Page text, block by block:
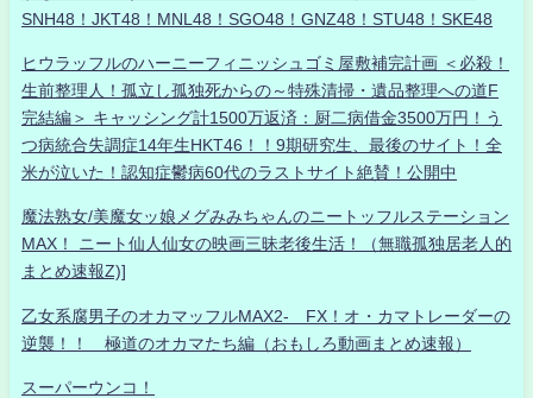
SNH48！JKT48！MNL48！SGO48！GNZ48！STU48！SKE48
ヒウラッフルのハーニーフィニッシュゴミ屋敷補完計画 ＜必殺！
生前整理人！孤立し孤独死からの～特殊清掃・遺品整理への道F
完結編＞ キャッシング計1500万返済：厨二病借金3500万円！う
つ病統合失調症14年生HKT46！！9期研究生、最後のサイト！全
米が泣いた！認知症鬱病60代のラストサイト絶賛！公開中
魔法熟女/美魔女ッ娘メグみみちゃんのニートッフルステーション
MAX！ ニート仙人仙女の映画三昧老後生活！（無職孤独居老人的
まとめ速報Z)]
乙女系腐男子のオカマッフルMAX2- FX！オ・カマトレーダーの
逆襲！！ 極道のオカマたち編（おもしろ動画まとめ速報）
スーパーウンコ！